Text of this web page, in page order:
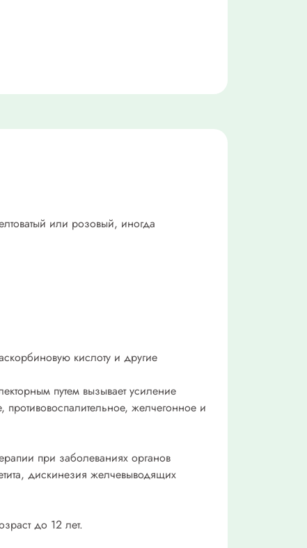
или розовый, иногда
кислоту и другие
путем вызывает усиление
желчегонное и
при заболеваниях органов
дискинезия желчевыводящих
до 12 лет.